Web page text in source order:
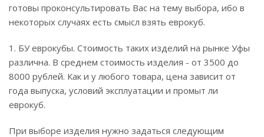
готовы проконсультировать Вас на тему выбора, ибо в
некоторых случаях есть смысл взять еврокуб.
1. БУ еврокубы. Стоимость таких изделий на рынке Уфы
различна. В среднем стоимость изделия - от 3500 до
8000 рублей. Как и у любого товара, цена зависит от
года выпуска, условий эксплуатации и промыт ли
еврокуб.
При выборе изделия нужно задаться следующим